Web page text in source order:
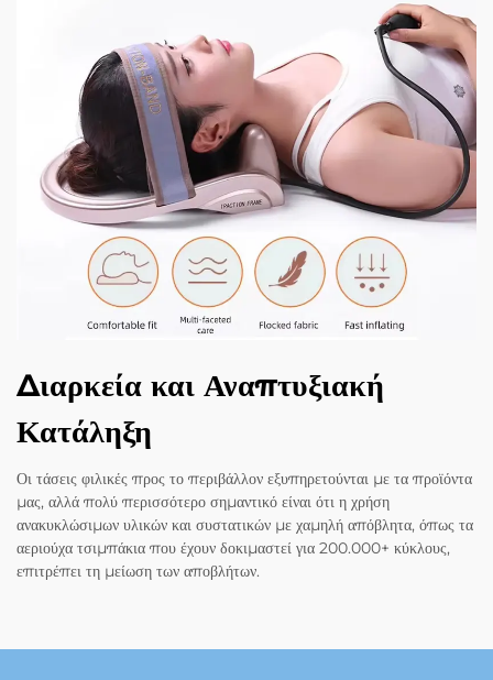
Διαρκεία και Αναπτυξιακή
Κατάληξη
Οι τάσεις φιλικές προς το περιβάλλον εξυπηρετούνται με τα προϊόντα
μας, αλλά πολύ περισσότερο σημαντικό είναι ότι η χρήση
ανακυκλώσιμων υλικών και συστατικών με χαμηλή απόβλητα, όπως τα
αεριούχα τσιμπάκια που έχουν δοκιμαστεί για 200.000+ κύκλους,
επιτρέπει τη μείωση των αποβλήτων.